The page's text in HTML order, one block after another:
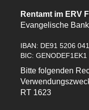
Rentamt im ERV
Evangelische
IBAN: DE91 5206
BIC: GENODEF1EK1
Bitte folgenden
RT 1623